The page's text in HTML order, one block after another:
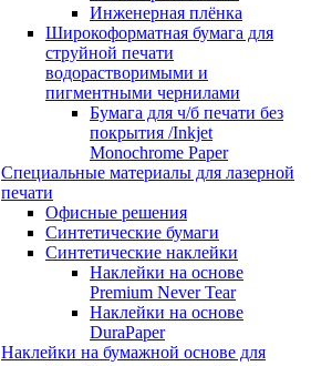
Инженерная плёнка
Широкоформатная бумага для
струйной печати
водорастворимыми и
пигментными чернилами
Бумага для ч/б печати без
покрытия /Inkjet
Monochrome Paper
Специальные материалы для лазерной
печати
Офисные решения
Синтетические бумаги
Синтетические наклейки
Наклейки на основе
Premium Never Tear
Наклейки на основе
DuraPaper
Наклейки на бумажной основе для